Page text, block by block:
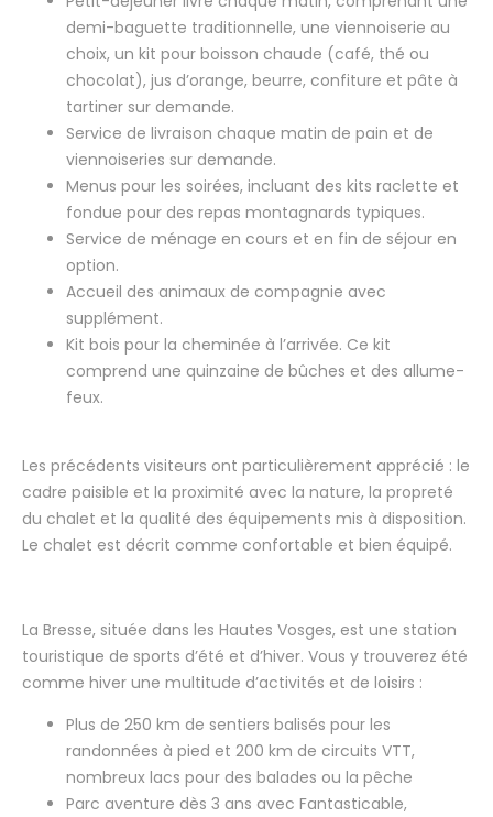
demi-baguette traditionnelle, une viennoiserie au
choix, un kit pour boisson chaude (café, thé ou
chocolat), jus d’orange, beurre, confiture et pâte à
tartiner sur demande.
Service de livraison chaque matin de pain et de
viennoiseries sur demande.
Menus pour les soirées, incluant des kits raclette et
fondue pour des repas montagnards typiques.
Service de ménage en cours et en fin de séjour en
option.
Accueil des animaux de compagnie avec
supplément.
Kit bois pour la cheminée à l’arrivée. Ce kit
comprend une quinzaine de bûches et des allume-
feux.
Les précédents visiteurs ont particulièrement apprécié : le
cadre paisible et la proximité avec la nature, la propreté
du chalet et la qualité des équipements mis à disposition.
Le chalet est décrit comme confortable et bien équipé.
La Bresse, située dans les Hautes Vosges, est une station
touristique de sports d’été et d’hiver. Vous y trouverez été
comme hiver une multitude d’activités et de loisirs :
Plus de 250 km de sentiers balisés pour les
randonnées à pied et 200 km de circuits VTT,
nombreux lacs pour des balades ou la pêche
Parc aventure dès 3 ans avec Fantasticable,